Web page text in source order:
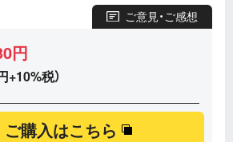
り越えた課題から学べる大切な
粗末にしない社会をつくりたい
ご意見・ご感想
円
+10%税）
ご購入はこちら